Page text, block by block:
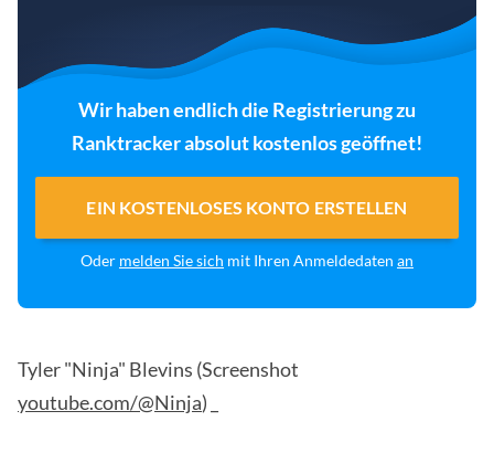
Wir haben endlich die Registrierung zu
Ranktracker absolut kostenlos geöffnet!
EIN KOSTENLOSES KONTO ERSTELLEN
Oder melden Sie sich mit Ihren Anmeldedaten an
Tyler "Ninja" Blevins (Screenshot
youtube.com/@Ninja) _